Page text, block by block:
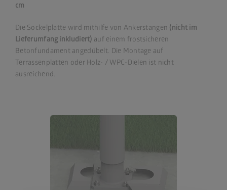
cm
Die Sockelplatte wird mithilfe von Ankerstangen (nicht im
Lieferumfang inkludiert) auf einem frostsicheren
Betonfundament angedübelt. Die Montage auf
Terrassenplatten oder Holz- / WPC-Dielen ist nicht
ausreichend.